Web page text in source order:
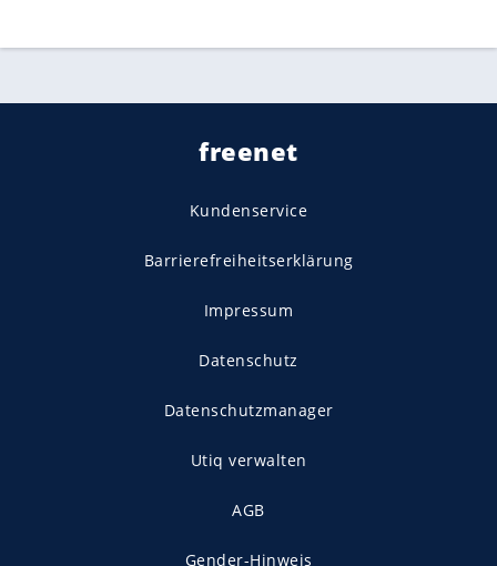
freenet
Kundenservice
Barrierefreiheitserklärung
Impressum
Datenschutz
Datenschutzmanager
Utiq verwalten
AGB
Gender-Hinweis